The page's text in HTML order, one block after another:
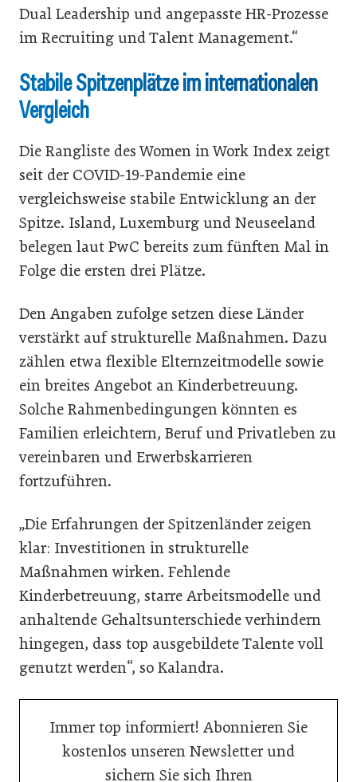
Dual Leadership und angepasste HR-Prozesse
im Recruiting und Talent Management.“
Stabile Spitzenplätze im internationalen
Vergleich
Die Rangliste des Women in Work Index zeigt
seit der COVID-19-Pandemie eine
vergleichsweise stabile Entwicklung an der
Spitze. Island, Luxemburg und Neuseeland
belegen laut PwC bereits zum fünften Mal in
Folge die ersten drei Plätze.
Den Angaben zufolge setzen diese Länder
verstärkt auf strukturelle Maßnahmen. Dazu
zählen etwa flexible Elternzeitmodelle sowie
ein breites Angebot an Kinderbetreuung.
Solche Rahmenbedingungen könnten es
Familien erleichtern, Beruf und Privatleben zu
vereinbaren und Erwerbskarrieren
fortzuführen.
„Die Erfahrungen der Spitzenländer zeigen
klar: Investitionen in strukturelle
Maßnahmen wirken. Fehlende
Kinderbetreuung, starre Arbeitsmodelle und
anhaltende Gehaltsunterschiede verhindern
hingegen, dass top ausgebildete Talente voll
genutzt werden“, so Kalandra.
Immer top informiert! Abonnieren Sie
kostenlos unseren Newsletter und
sichern Sie sich Ihren